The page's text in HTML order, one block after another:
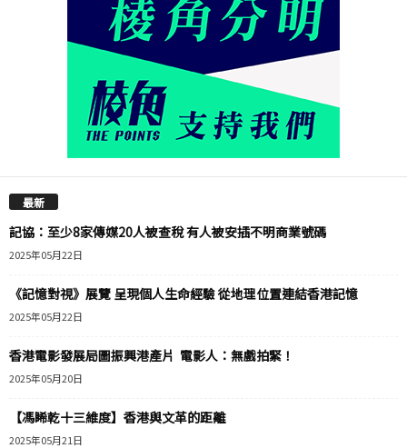
最新
記協：至少8家傳媒20人被查稅 有人被安插不明商業號碼
2025年05月22日
《記憶對視》展覽 呈現個人生命經驗 從地理位置連結香港記憶
2025年05月22日
香港電影發展局圖振興港產片 電影人：無戲拍緊！
2025年05月20日
【馮睎乾十三維度】香港與文革的距離
2025年05月21日